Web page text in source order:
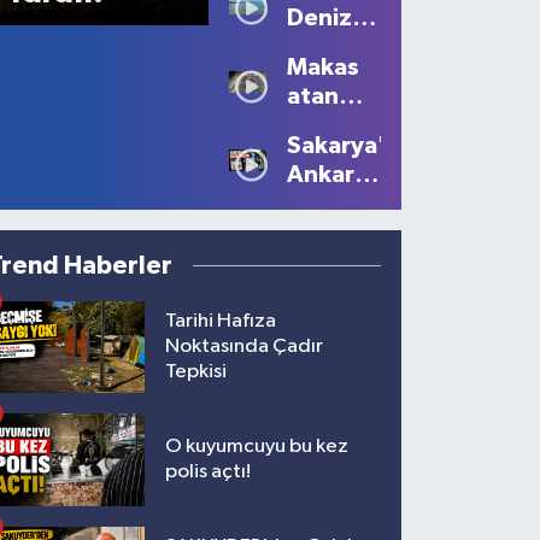
Kartpostallık
Manzaralar
Oluştu
Deniz
Tüm
Güzelliğiyle
Devam
Ediyor
Makas
atan
10 bin
lira ceza
Sakarya'dan
Ankara'ya
çağrısı
Haberler
Tarihi Hafıza
Noktasında Çadır
Tepkisi
O kuyumcuyu bu kez
polis açtı!